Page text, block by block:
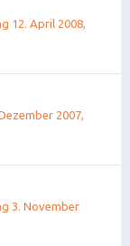
12. April 2008,
2007,
3. November